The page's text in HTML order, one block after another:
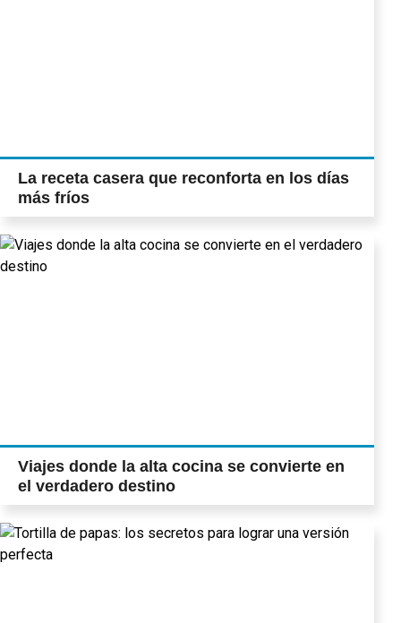
La receta casera que reconforta en los días
más fríos
Viajes donde la alta cocina se convierte en
el verdadero destino